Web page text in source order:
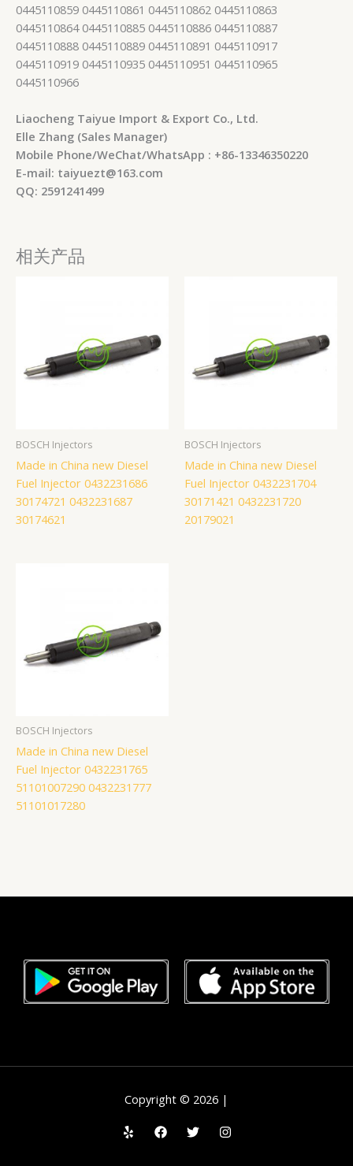
0445110859 0445110861 0445110862 0445110863
0445110864 0445110885 0445110886 0445110887
0445110888 0445110889 0445110891 0445110917
0445110919 0445110935 0445110951 0445110965
0445110966
Liaocheng Taiyue Import & Export Co., Ltd.
Elle Zhang (Sales Manager)
Mobile Phone/WeChat/WhatsApp : +86-13346350220
E-mail: taiyuezt@163.com
QQ: 2591241499
相关产品
BOSCH Injectors
Made in China new Diesel
Fuel Injector 0432231686
30174721 0432231687
30174621
BOSCH Injectors
Made in China new Diesel
Fuel Injector 0432231704
30171421 0432231720
20179021
BOSCH Injectors
Made in China new Diesel
Fuel Injector 0432231765
51101007290 0432231777
51101017280
Copyright © 2026 |